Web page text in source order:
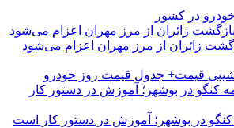
قیمت+ جدول قیمت روز خودرو
در بوشهر؛ آموزش در دستور کار است